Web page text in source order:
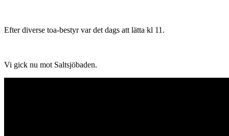
Efter diverse toa-bestyr var det dags att lätta kl 11.
Vi gick nu mot Saltsjöbaden.